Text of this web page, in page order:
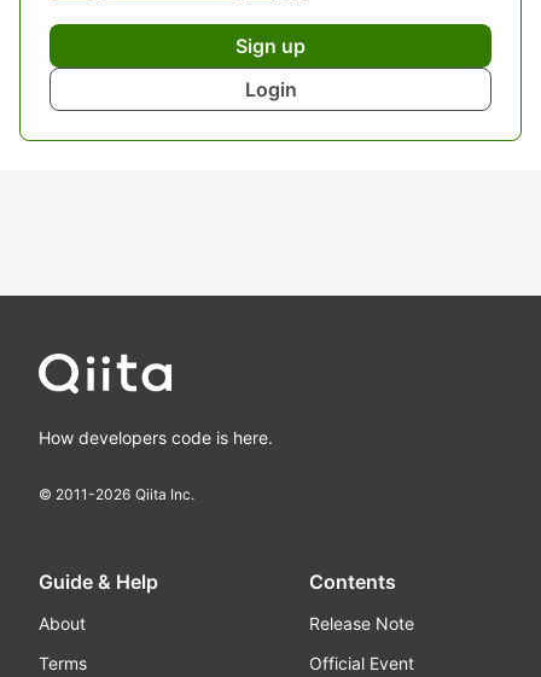
Sign up
Login
How developers code is here.
© 2011-2026 Qiita Inc.
Guide & Help
About
Terms
Contents
Release Note
Official Event